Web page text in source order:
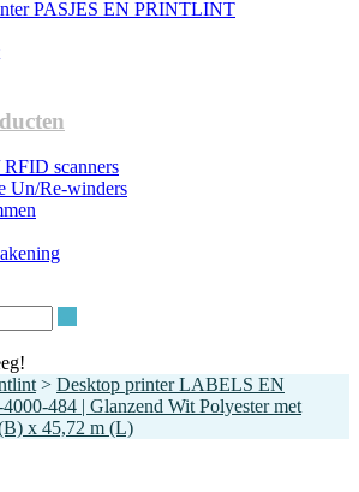
PASJES EN PRINTLINT
scanners
Un/Re-winders
> Desktop printer LABELS EN
484 | Glanzend Wit Polyester met
x 45,72 m (L)